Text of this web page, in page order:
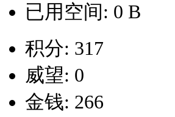
已用空间: 0 B
积分: 317
威望: 0
金钱: 266